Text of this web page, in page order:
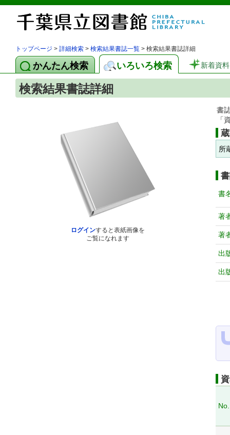
トップページ > 詳細検索 > 検索結果書誌一覧 > 検索結果書誌詳細
かんたん検索 いろいろ検索 新着資料
検索結果書誌詳細
ログインすると表紙画像を
ご覧になれます
書
「
所
書
著
著
出
出
No.